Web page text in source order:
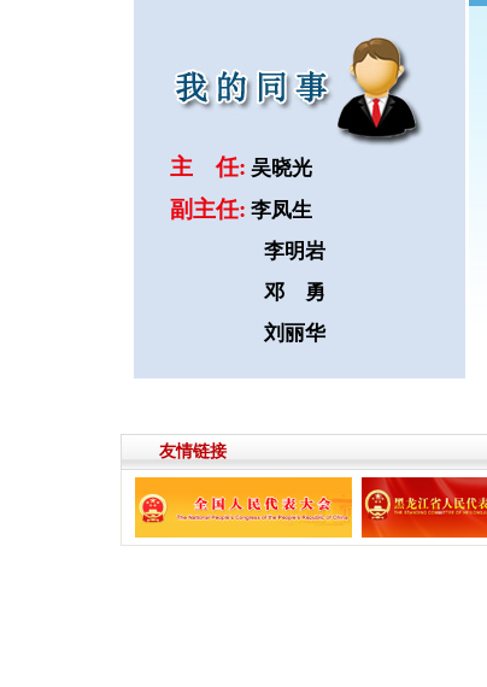
主 任: 吴晓光
副主任: 李凤生
李明岩
邓 勇
刘丽华
友情链接